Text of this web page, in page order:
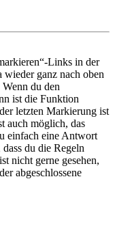
Links in der
wieder ganz nach oben
du den
ist die Funktion
letzten Markierung ist
auch möglich, das
einfach eine Antwort
du die Regeln
nicht gerne gesehen,
abgeschlossene